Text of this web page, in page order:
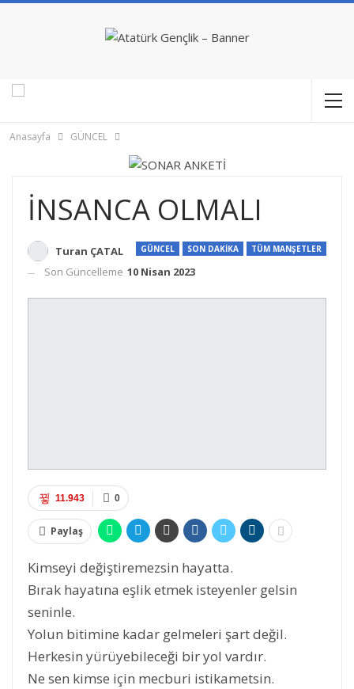
Anasayfa GÜNCEL
İNSANCA OLMALI
GÜNCEL SON DAKİKA TÜM MANŞETLER
Turan ÇATAL
Son Güncelleme 10 Nisan 2023
0
11.943
Paylaş
Kimseyi değiştiremezsin hayatta.
Bırak hayatına eşlik etmek isteyenler gelsin
seninle.
Yolun bitimine kadar gelmeleri şart değil.
Herkesin yürüyebileceği bir yol vardır.
Ne sen kimse için mecburi istikametsin.